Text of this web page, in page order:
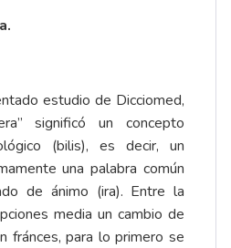
estudio de Dicciomed,
significó un concepto
(bilis), es decir, un
una palabra común
de ánimo (ira). Entre la
media un cambio de
fránces, para lo primero se